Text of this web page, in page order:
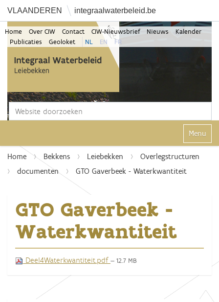
VLAANDEREN integraalwaterbeleid.be
Home Over CIW Contact CIW-Nieuwsbrief Nieuws
Kalender
Publicaties
Geoloket NL EN FR
Klap
Home Bekkens Leiebekken
Overlegstructuren
documenten
GTO Gaverbeek - Waterkwantiteit
GTO Gaverbeek -
Waterkwantiteit
Deel4Waterkwantiteit.pdf — 12.7 MB